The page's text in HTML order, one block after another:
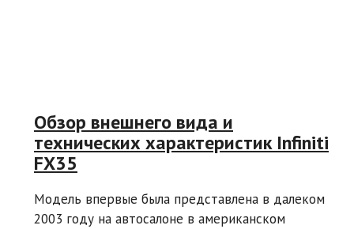
Обзор внешнего вида и
технических характеристик Infiniti
FX35
Модель впервые была представлена в далеком
2003 году на автосалоне в американском